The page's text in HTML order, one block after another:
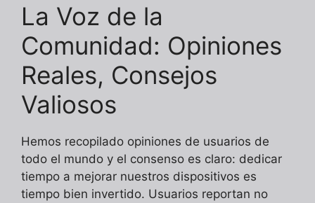
La Voz de la
Comunidad: Opiniones
Reales, Consejos
Valiosos
Hemos recopilado opiniones de usuarios de
todo el mundo y el consenso es claro: dedicar
tiempo a mejorar nuestros dispositivos es
tiempo bien invertido. Usuarios reportan no